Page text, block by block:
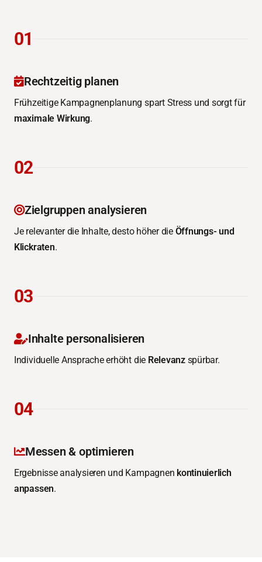
01
Rechtzeitig planen
Frühzeitige Kampagnenplanung spart Stress und sorgt für
maximale Wirkung.
02
Zielgruppen analysieren
Je relevanter die Inhalte, desto höher die Öffnungs- und
Klickraten.
03
Inhalte personalisieren
Individuelle Ansprache erhöht die Relevanzspürbar.
04
Messen & optimieren
Ergebnisse analysieren und Kampagnen kontinuierlich
anpassen.